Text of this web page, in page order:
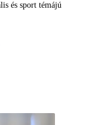
és sport témájú